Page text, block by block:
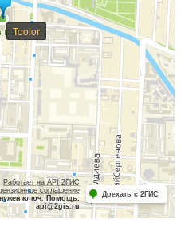
Toolor
Работает на API 2ГИС
соглашение
ключ. Помощь:
api@2gis.ru
Доехать с 2ГИС